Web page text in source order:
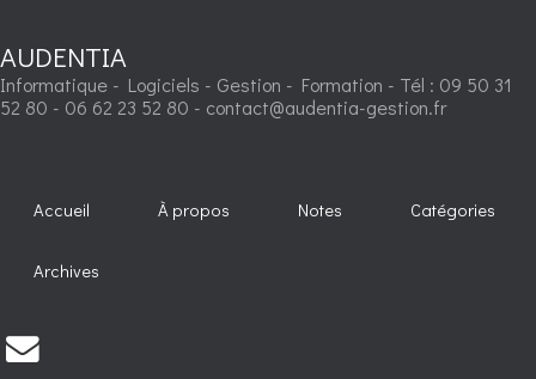
AUDENTIA
Informatique - Logiciels - Gestion - Formation - Tél : 09 50 31
52 80 - 06 62 23 52 80 - contact@audentia-gestion.fr
Accueil À propos Notes Catégories
Archives